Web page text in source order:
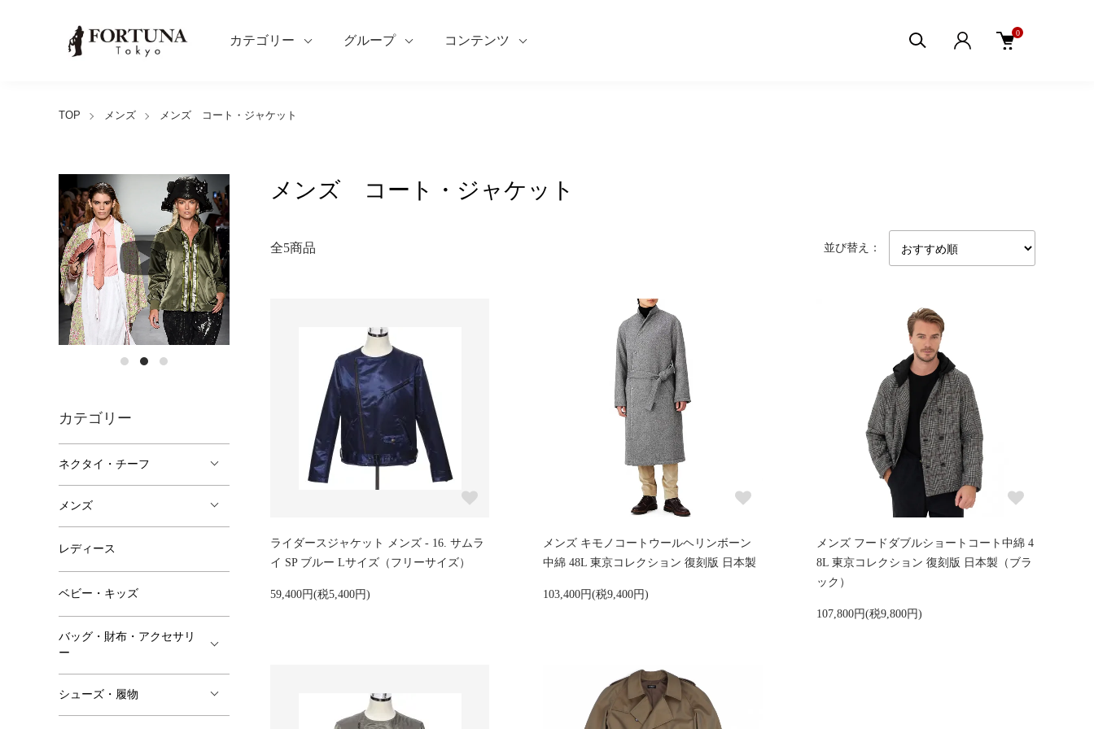
カテゴリー グループ コンテンツ
0
TOP メンズ メンズ コート・ジャケット
メンズ コート・ジャケット
全5商品 並び替え：
ライダースジャケット メンズ - 16. サムラ
イ SP ブルー Lサイズ（フリーサイズ）
59,400円(税5,400円)
メンズ キモノコートウールヘリンボーン
中綿 48L 東京コレクション 復刻版 日本製
103,400円(税9,400円)
メンズ フードダブルショートコート中綿 4
8L 東京コレクション 復刻版 日本製（ブラ
ック）
107,800円(税9,800円)
カテゴリー
ネクタイ・チーフ
メンズ
レディース
ベビー・キッズ
バッグ・財布・アクセサリ
ー
シューズ・履物